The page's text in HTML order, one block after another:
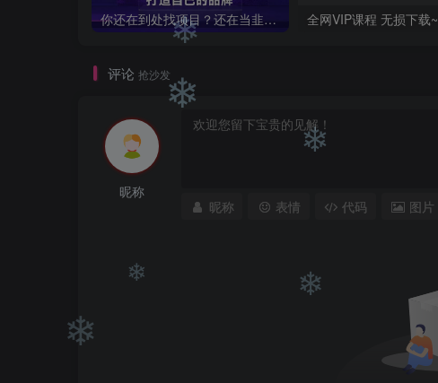
你还在到处找项目？还在当韭菜？我靠卖项目一个月收入5万+，曾经我也是个失败者。 全网VIP课程 无损下载~
评论 抢沙发
昵称
昵称 表情 代码 图片
❄
❄
❄